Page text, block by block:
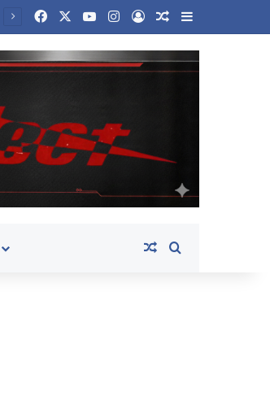
FacebookYouTubeInstagram
Log InRandom Article
Sidebar
Random Article